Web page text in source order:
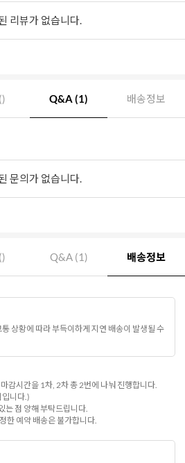
리뷰가 없습니다.
Q&A (1) 배송정보
문의가 없습니다.
Q&A (1) 배송정보
상황에 따라 부득이하게 지연 배송이 발생될 수
감시간을 1차, 2차 총 2번에 나눠 진행합니다.
니다.)
는 점 양해 부탁드립니다.
한 예약 배송은 불가합니다.